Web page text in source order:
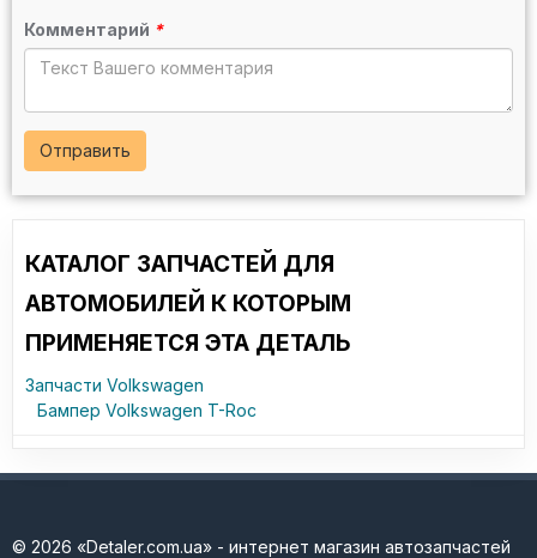
Комментарий *
Отправить
КАТАЛОГ ЗАПЧАСТЕЙ ДЛЯ
АВТОМОБИЛЕЙ К КОТОРЫМ
ПРИМЕНЯЕТСЯ ЭТА ДЕТАЛЬ
Запчасти Volkswagen
Бампер Volkswagen T-Roc
© 2026 «Detaler.com.ua» - интернет магазин автозапчастей